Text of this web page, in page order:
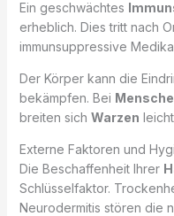
Ein geschwächtes
erheblich. Dies tritt nach
immunsuppressive
Der Körper kann die
bekämpfen. Bei
breiten sich Warzen
Externe Faktoren und
Die Beschaffenheit Ihrer
Schlüsselfaktor.
Neurodermitis stören die